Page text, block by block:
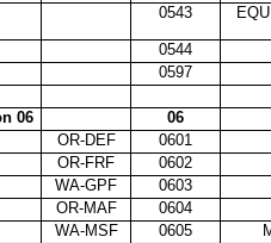
0543
0544
0597
06
06
OR-DEF
0601
OR-FRF
0602
WA-GPF
0603
OR-MAF
0604
WA-MSF
0605